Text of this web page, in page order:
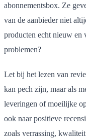
abonnementsbox. Ze
van de aanbieder niet
producten echt nieuw en
problemen?
Let bij het lezen van
kan pech zijn, maar als
leveringen of moeilijke
ook naar positieve
zoals verrassing,